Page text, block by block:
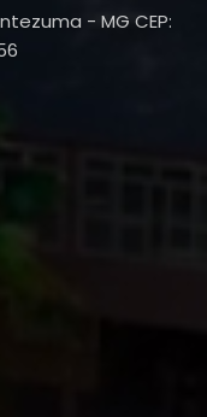
- MG CEP: